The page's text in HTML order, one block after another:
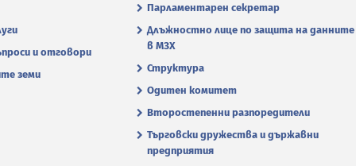
и отговори
земи
Парламентарен секретар
Длъжностно лице по защита на данните
в МЗХ
Структура
Одитен комитет
Второстепенни разпоредители
Търговски дружества и държавни
предприятия